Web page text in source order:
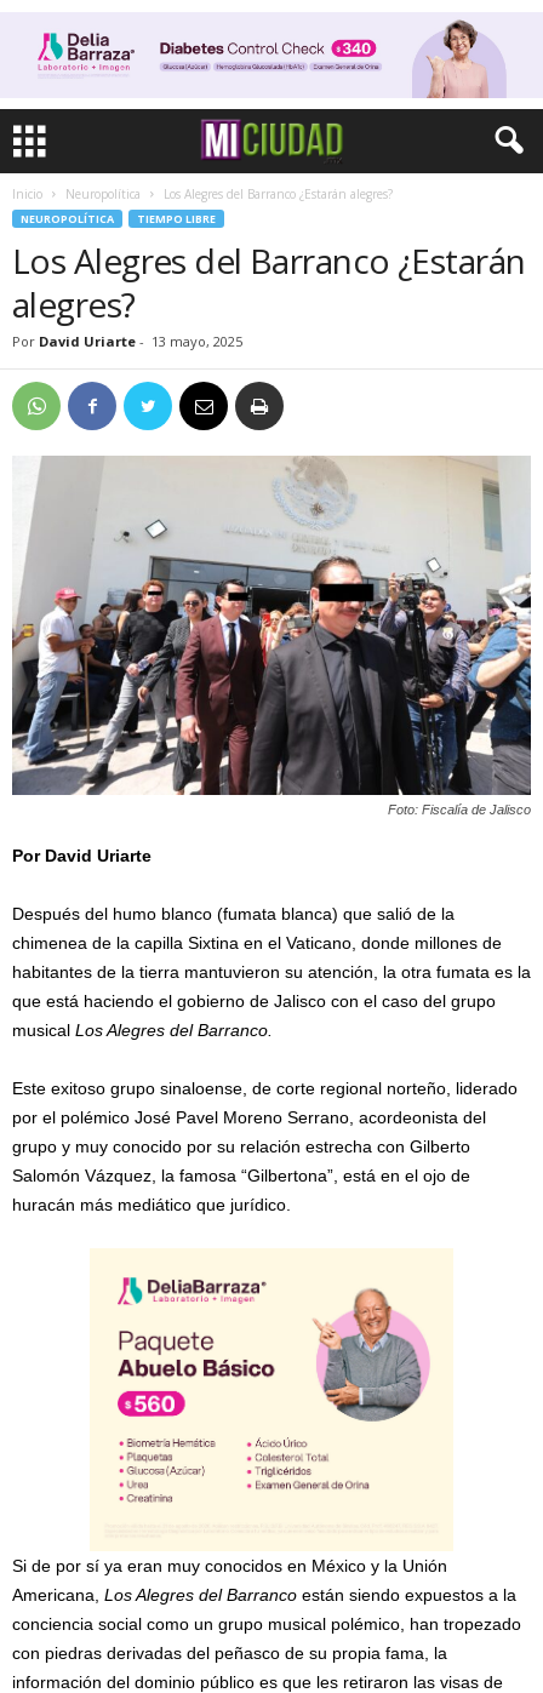
Inicio Neuropolítica Los Alegres del Barranco ¿Estarán alegres?
NEUROPOLÍTICA TIEMPO LIBRE
Los Alegres del Barranco ¿Estarán
alegres?
Por David Uriarte - 13 mayo, 2025
Foto: Fiscalía de Jalisco
Por David Uriarte
Después del humo blanco (fumata blanca) que salió de la
chimenea de la capilla Sixtina en el Vaticano, donde millones de
habitantes de la tierra mantuvieron su atención, la otra fumata es la
que está haciendo el gobierno de Jalisco con el caso del grupo
musical Los Alegres del Barranco.
Este exitoso grupo sinaloense, de corte regional norteño, liderado
por el polémico José Pavel Moreno Serrano, acordeonista del
grupo y muy conocido por su relación estrecha con Gilberto
Salomón Vázquez, la famosa “Gilbertona”, está en el ojo de
huracán más mediático que jurídico.
Si de por sí ya eran muy conocidos en México y la Unión
Americana, Los Alegres del Barranco están siendo expuestos a la
conciencia social como un grupo musical polémico, han tropezado
con piedras derivadas del peñasco de su propia fama, la
información del dominio público es que les retiraron las visas de